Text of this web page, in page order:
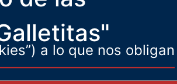
a lo que nos obligan